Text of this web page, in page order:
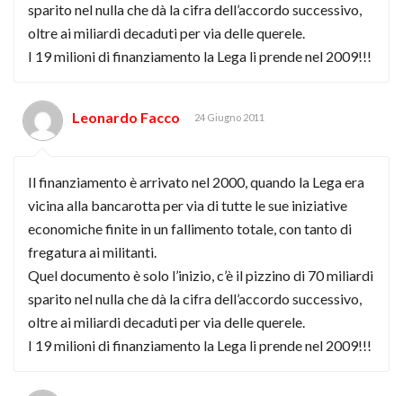
sparito nel nulla che dà la cifra dell’accordo successivo,
oltre ai miliardi decaduti per via delle querele.
I 19 milioni di finanziamento la Lega li prende nel 2009!!!
Leonardo Facco 24 Giugno 2011
Il finanziamento è arrivato nel 2000, quando la Lega era
vicina alla bancarotta per via di tutte le sue iniziative
economiche finite in un fallimento totale, con tanto di
fregatura ai militanti.
Quel documento è solo l’inizio, c’è il pizzino di 70 miliardi
sparito nel nulla che dà la cifra dell’accordo successivo,
oltre ai miliardi decaduti per via delle querele.
I 19 milioni di finanziamento la Lega li prende nel 2009!!!